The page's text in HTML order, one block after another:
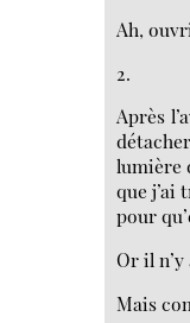
Ah,
2.
Après
lumière
que j’ai
pour
Or il
Mais